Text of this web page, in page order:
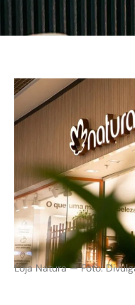
Loja Natura — Foto: